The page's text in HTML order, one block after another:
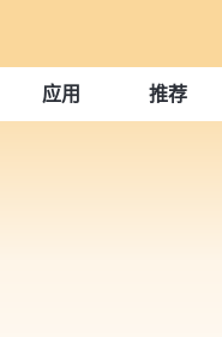
应用 推荐